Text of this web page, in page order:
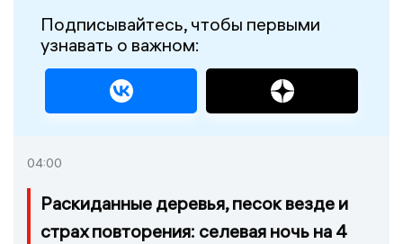
Подписывайтесь, чтобы первыми
узнавать о важном:
04:00
Раскиданные деревья, песок везде и
страх повторения: селевая ночь на 4